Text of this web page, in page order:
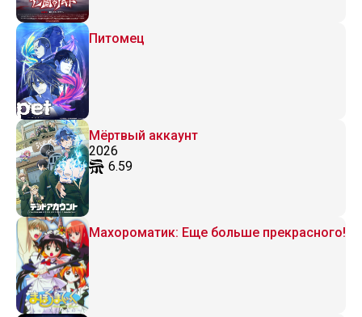
Питомец
Мёртвый аккаунт
2026
6.59
Махороматик: Еще больше прекрасного!